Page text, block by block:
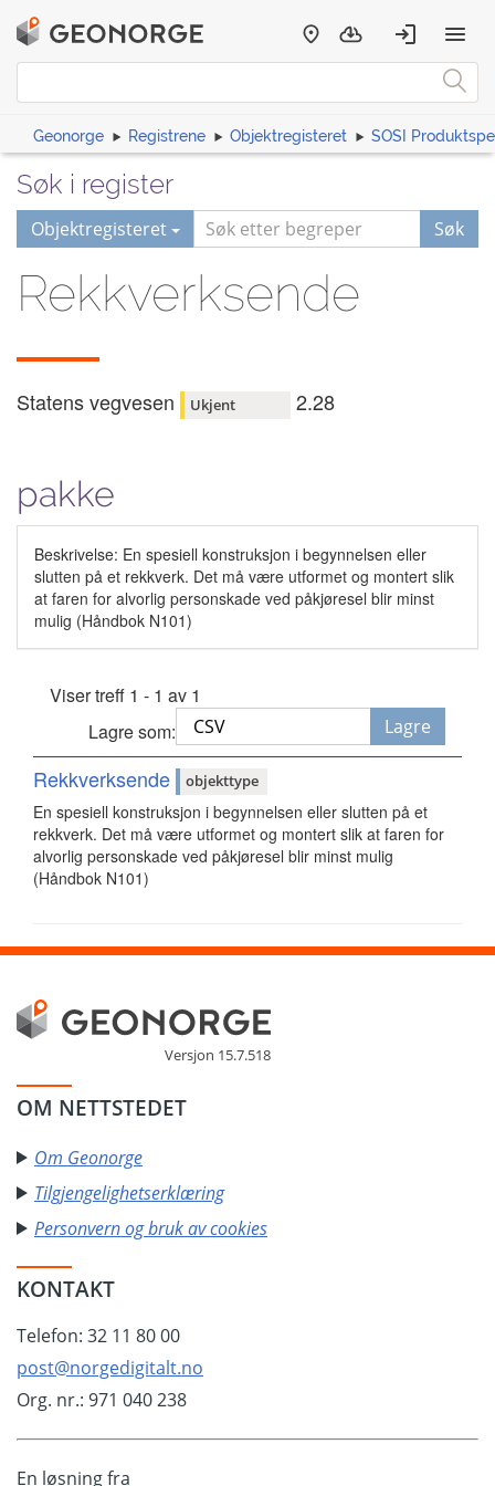
Geonorge Registrene Objektregisteret SOSI
Søk i register
Objektregisteret Søk
Rekkverksende
Statens vegvesen Ukjent 2.28
pakke
Beskrivelse: En spesiell konstruksjon i begynnelsen eller
slutten på et rekkverk. Det må være utformet og montert slik
at faren for alvorlig personskade ved påkjøresel blir minst
mulig (Håndbok N101)
Viser treff 1 - 1 av 1
Lagre som:
Lagre
Rekkverksende objekttype
En spesiell konstruksjon i begynnelsen eller slutten på et
rekkverk. Det må være utformet og montert slik at faren for
alvorlig personskade ved påkjøresel blir minst mulig
(Håndbok N101)